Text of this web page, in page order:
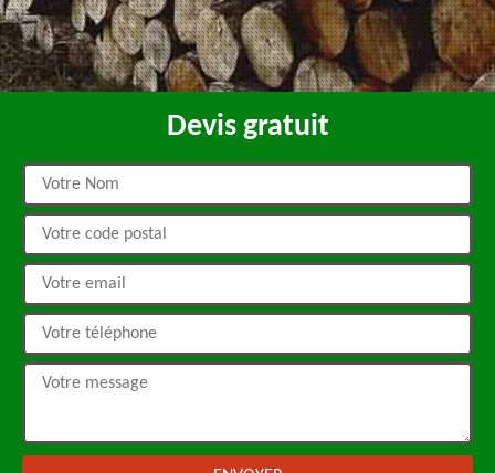
Devis gratuit